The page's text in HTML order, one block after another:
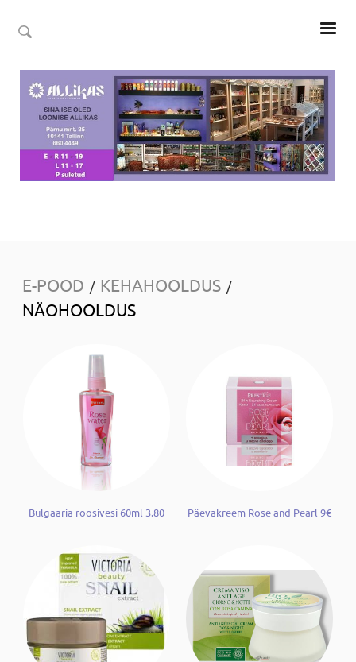
E-POOD / KEHAHOOLDUS /
NÄOHOOLDUS
Bulgaaria roosivesi 60ml 3.80 Päevakreem Rose and Pearl 9€